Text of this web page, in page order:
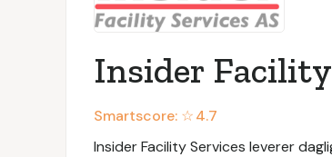
Insider
Smartscore: ☆4.7
Insider Facility Services leverer